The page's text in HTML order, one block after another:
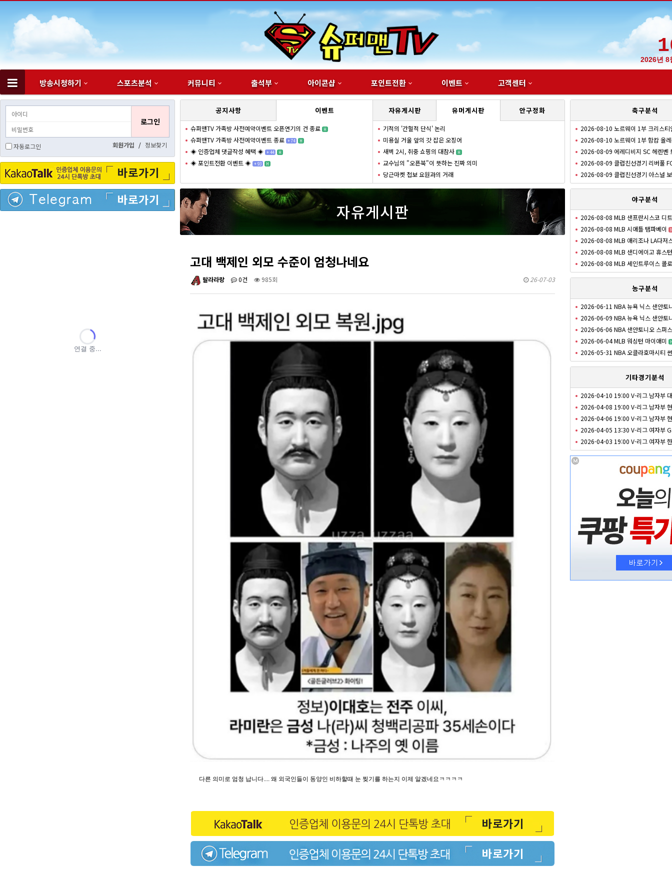
2026년 8
방송시청하기 스포츠분석 커뮤니티 출석부 아이콘샵 포인트전환 이벤트 고객센터
하위분류
자동로그인 회원가입 / 정보찾기
바로가기
바로가기
공지사항 이벤트
슈퍼맨TV 가족방 사전예약이벤트 오픈연기의 건 종료 H
슈퍼맨TV 가족방 사전예약이벤트 종료 +74 H
◈ 인증업체 댓글작성 혜택 ◈ +44 H
◈ 포인트전환 이벤트 ◈ +93 H
자유게시판 유머게시판 안구정화
기적의 '간헐적 단식' 논리
미용실 거울 앞의 갓 잡은 오징어
새벽 2시, 취중 쇼핑의 대참사
H
교수님의 "오픈북"이 뜻하는 진짜 의미
당근마켓 첩보 요원과의 거래
자유게시판
고대 백제인 외모 수준이 엄청나네요
랄라라랑 0건 985회 26-07-03
다른 의미로 엄청 납니다.... 왜 외국인들이 동양인 비하할때 눈 찢기를 하는지 이제 알겠네요ㅋㅋㅋㅋ
바로가기
바로가기
축구분석
2026-08-10 노르웨이 1부 크리스
2026-08-10 노르웨이 1부 함캄 올
2026-08-09 에레디비지 SC 헤렌벤
2026-08-09 클럽친선경기 리버풀
2026-08-09 클럽친선경기 아스널
야구분석
2026-08-08 MLB 샌프란시스코 디
2026-08-08 MLB 시애틀 탬파베이
2026-08-08 MLB 애리조나 LA다저
2026-08-08 MLB 샌디에이고 휴스턴
2026-08-08 MLB 세인트루이스 콜
농구분석
2026-06-11 NBA 뉴욕 닉스 샌안토
2026-06-09 NBA 뉴욕 닉스 샌안토
2026-06-06 NBA 샌안토니오 스퍼
2026-06-04 MLB 워싱턴 마이애미
2026-05-31 NBA 오클라호마시티
기타경기분석
2026-04-10 19:00 V-리그 남자부
2026-04-08 19:00 V-리그 남자부
2026-04-06 19:00 V-리그 남자부
2026-04-05 13:30 V-리그 여자부
2026-04-03 19:00 V-리그 여자부